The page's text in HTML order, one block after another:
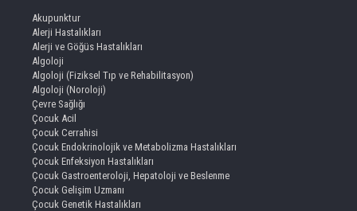
Akupunktur
Alerji Hastalıkları
Alerji ve Göğüs Hastalıkları
Algoloji
Algoloji (Fiziksel Tıp ve Rehabilitasyon)
Algoloji (Noroloji)
Çevre Sağlığı
Çocuk Acil
Çocuk Cerrahisi
Çocuk Endokrinolojik ve Metabolizma Hastalıkları
Çocuk Enfeksiyon Hastalıkları
Çocuk Gastroenteroloji, Hepatoloji ve Beslenme
Çocuk Gelişim Uzmanı
Çocuk Genetik Hastalıkları